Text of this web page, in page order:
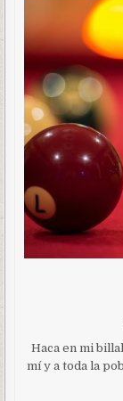
Haca en mi
mí y a toda la